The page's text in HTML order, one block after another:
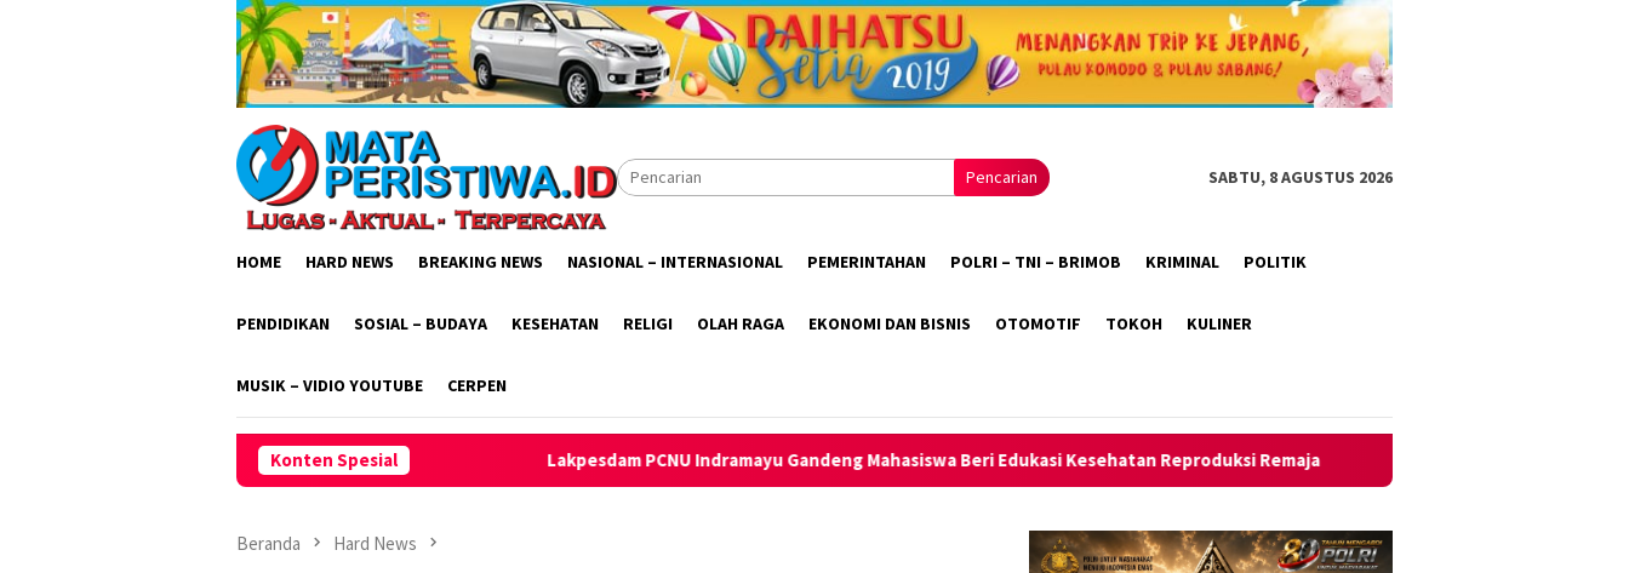
Pencarian SABTU, 8 AGUSTUS 2026
HOME HARD NEWS BREAKING NEWS NASIONAL – INTERNASIONAL PEMERINTAHAN POLRI – TNI – BRIMOB KRIMINAL POLITIK
PENDIDIKAN SOSIAL – BUDAYA KESEHATAN RELIGI OLAH RAGA EKONOMI DAN BISNIS OTOMOTIF TOKOH KULINER
MUSIK – VIDIO YOUTUBE CERPEN
Konten Spesial
Lakpesdam PCNU Indramayu Gandeng Mahasiswa Beri Edukasi Kesehatan Reproduksi Remaja Polresta Bandung gerebek gudang miras di
Beranda Hard News